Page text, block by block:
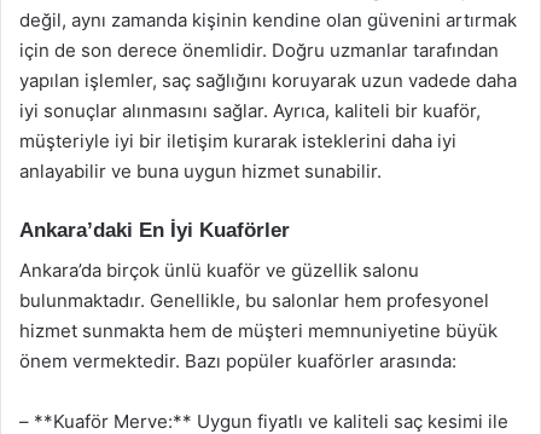
değil, aynı zamanda kişinin kendine olan güvenini artırmak
için de son derece önemlidir. Doğru uzmanlar tarafından
yapılan işlemler, saç sağlığını koruyarak uzun vadede daha
iyi sonuçlar alınmasını sağlar. Ayrıca, kaliteli bir kuaför,
müşteriyle iyi bir iletişim kurarak isteklerini daha iyi
anlayabilir ve buna uygun hizmet sunabilir.
Ankara’daki En İyi Kuaförler
Ankara’da birçok ünlü kuaför ve güzellik salonu
bulunmaktadır. Genellikle, bu salonlar hem profesyonel
hizmet sunmakta hem de müşteri memnuniyetine büyük
önem vermektedir. Bazı popüler kuaförler arasında:
– **Kuaför Merve:** Uygun fiyatlı ve kaliteli saç kesimi ile